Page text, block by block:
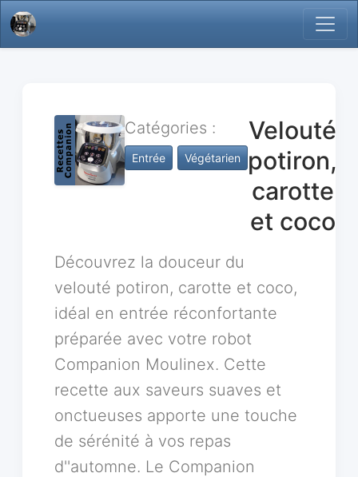
Catégories :
Entrée Végétarien
Velouté
potiron,
carotte
et coco
Découvrez la douceur du
velouté potiron, carotte et coco,
idéal en entrée réconfortante
préparée avec votre robot
Companion Moulinex. Cette
recette aux saveurs suaves et
onctueuses apporte une touche
de sérénité à vos repas
d''automne. Le Companion